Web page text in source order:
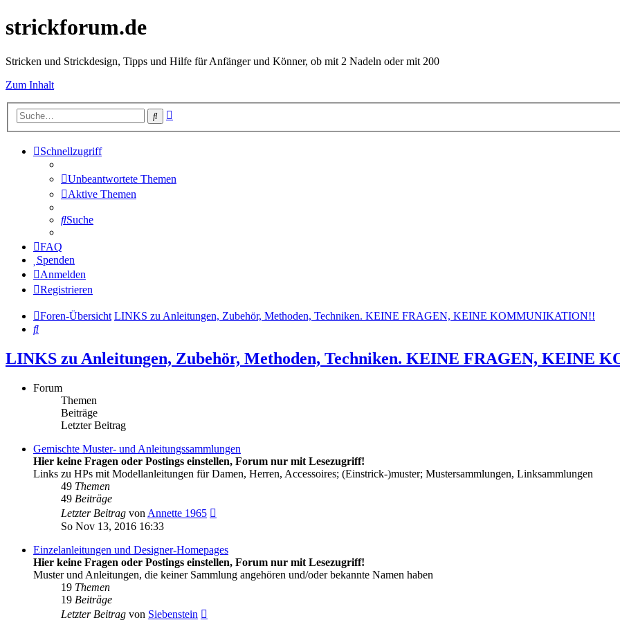
strickforum.de
Stricken und Strickdesign, Tipps und Hilfe für Anfänger und Könner, ob mit 2 Nadeln oder mit 200
Zum Inhalt
Suche
Schnellzugriff
Unbeantwortete Themen
Aktive Themen
Suche
FAQ
Spenden
Anmelden
Registrieren
Foren-Übersicht LINKS zu Anleitungen, Zubehör, Methoden, Techniken. KEINE FRAGEN, KEINE KOMMUNIKATION!!
Suche
LINKS zu Anleitungen, Zubehör, Methoden, Techniken. KEINE FRAGEN, KEINE
Forum
Themen
Beiträge
Letzter Beitrag
Gemischte Muster- und Anleitungssammlungen
Hier keine Fragen oder Postings einstellen, Forum nur mit Lesezugriff!
Links zu HPs mit Modellanleitungen für Damen, Herren, Accessoires; (Einstrick-)muster; Mustersammlungen, Linksammlungen
49 Themen
49 Beiträge
Letzter Beitrag von Annette 1965
So Nov 13, 2016 16:33
Einzelanleitungen und Designer-Homepages
Hier keine Fragen oder Postings einstellen, Forum nur mit Lesezugriff!
Muster und Anleitungen, die keiner Sammlung angehören und/oder bekannte Namen haben
19 Themen
19 Beiträge
Letzter Beitrag von Siebenstein